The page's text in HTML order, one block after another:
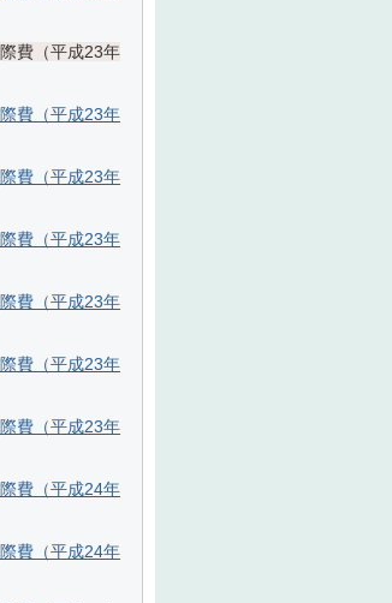
費（平成23年
費（平成23年
費（平成23年
費（平成23年
費（平成23年
費（平成23年
費（平成23年
費（平成24年
費（平成24年